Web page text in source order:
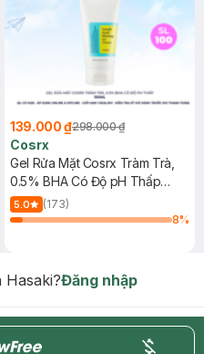
139.000 ₫298.000 ₫
Cosrx
Gel Rửa Mặt Cosrx Tràm Trà,
0.5% BHA Có Độ pH Thấp
150ml
5.0
(173)
8%
Hasaki?Đăng nhập